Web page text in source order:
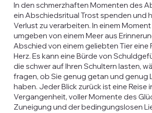
In den schmerzhaften Momenten des
ein Abschiedsritual Trost spenden und
Verlust zu verarbeiten. In einem Moment
umgeben von einem Meer aus
Abschied von einem geliebten Tier eine
Herz. Es kann eine Bürde von
die schwer auf Ihren Schultern lasten,
fragen, ob Sie genug getan und genug
haben. Jeder Blick zurück ist eine Reise
Vergangenheit, voller Momente des
Zuneigung und der bedingungslosen